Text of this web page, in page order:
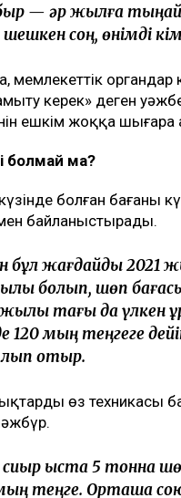
— әр жылға
шешкен соң, өнімді
мемлекеттік
керек» деген
ешкім жоққа шығара
болмай ма?
болған бағаның
байланыстырады.
бұл жағдайды 2021
болып, шөп
тағы да үлкен
120 мың теңгеге
отыр.
өз техникасы
сиыр қыста 5 тонна
теңге. Орташа